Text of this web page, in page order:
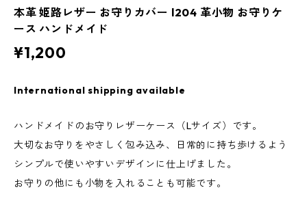
本革 姫路レザー お守りカバー l204 革小物 お守りケ
ース ハンドメイド
¥1,200
International shipping available
ハンドメイドのお守りレザーケース（Lサイズ）です。
大切なお守りをやさしく包み込み、日常的に持ち歩けるよう
シンプルで使いやすいデザインに仕上げました。
お守りの他にも小物を入れることも可能です。